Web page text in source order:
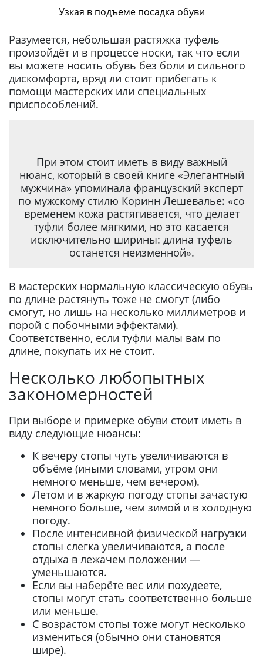
Узкая в подъеме посадка обуви
Разумеется, небольшая растяжка туфель
произойдёт и в процессе носки, так что если
вы можете носить обувь без боли и сильного
дискомфорта, вряд ли стоит прибегать к
помощи мастерских или специальных
приспособлений.
При этом стоит иметь в виду важный
нюанс, который в своей книге «Элегантный
мужчина» упоминала французский эксперт
по мужскому стилю Коринн Лешевалье: «со
временем кожа растягивается, что делает
туфли более мягкими, но это касается
исключительно ширины: длина туфель
останется неизменной».
В мастерских нормальную классическую обувь
по длине растянуть тоже не смогут (либо
смогут, но лишь на несколько миллиметров и
порой с побочными эффектами).
Соответственно, если туфли малы вам по
длине, покупать их не стоит.
Несколько любопытных
закономерностей
При выборе и примерке обуви стоит иметь в
виду следующие нюансы:
К вечеру стопы чуть увеличиваются в
объёме (иными словами, утром они
немного меньше, чем вечером).
Летом и в жаркую погоду стопы зачастую
немного больше, чем зимой и в холодную
погоду.
После интенсивной физической нагрузки
стопы слегка увеличиваются, а после
отдыха в лежачем положении —
уменьшаются.
Если вы наберёте вес или похудеете,
стопы могут стать соответственно больше
или меньше.
С возрастом стопы тоже могут несколько
измениться (обычно они становятся
шире).